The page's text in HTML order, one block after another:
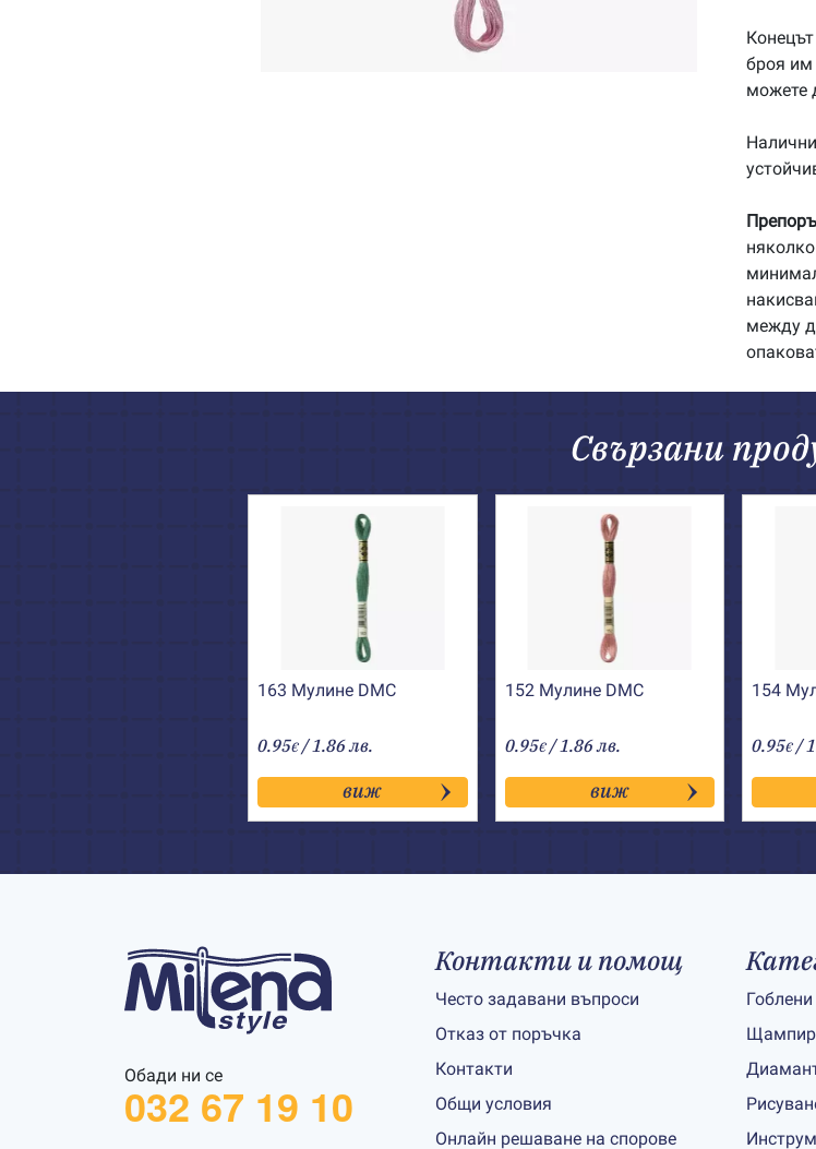
броя им
можете
между
Свързани
163 Мулине DMC
0.95€ / 1.86 лв.
виж
152 Мулине DMC
0.95€/ 1.86 лв.
виж
154
0.95€ /
Обади ни се
032 67 19 10
Контакти и помощ
Често задавани въпроси
Отказ от поръчка
Контакти
Общи условия
Онлайн решаване на спорове
Гоблени